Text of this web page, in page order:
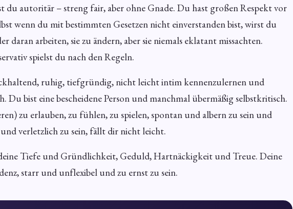
du autoritär – streng fair, aber ohne Gnade. Du hast großen Respekt vor
wenn du mit bestimmten Gesetzen nicht einverstanden bist, wirst du
daran arbeiten, sie zu ändern, aber sie niemals eklatant missachten.
spielst du nach den Regeln.
ruhig, tiefgründig, nicht leicht intim kennenzulernen und
Du bist eine bescheidene Person und manchmal übermäßig selbstkritisch.
zu erlauben, zu fühlen, zu spielen, spontan und albern zu sein und
verletzlich zu sein, fällt dir nicht leicht.
Tiefe und Gründlichkeit, Geduld, Hartnäckigkeit und Treue. Deine
starr und unflexibel und zu ernst zu sein.